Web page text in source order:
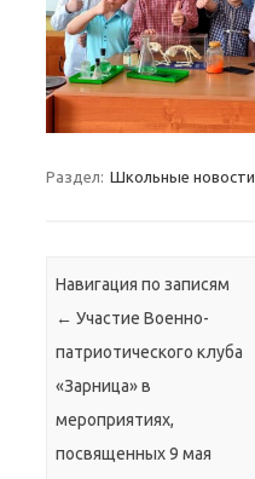
Раздел: Школьные новости
Навигация по записям
← Участие Военно-
патриотического клуба
«Зарница» в
мероприятиях,
посвященных 9 мая